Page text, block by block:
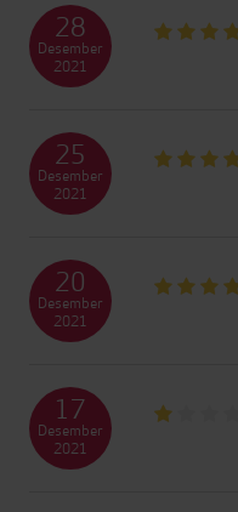
28
Desember
2021
25
Desember
2021
20
Desember
2021
17
Desember
2021